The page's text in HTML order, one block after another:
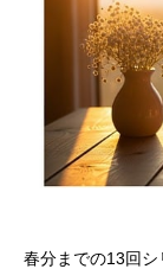
春分までの13回シ